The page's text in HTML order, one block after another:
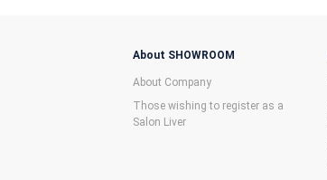
About SHOWROOM
About Company
Those wishing to register as a
Salon Liver